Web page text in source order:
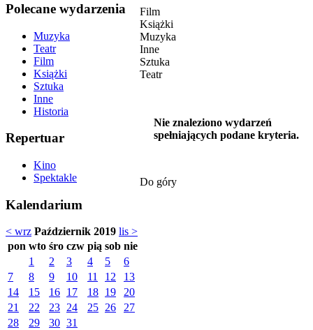
Polecane wydarzenia
Muzyka
Teatr
Film
Książki
Sztuka
Inne
Historia
Repertuar
Kino
Spektakle
Kalendarium
< wrz Październik 2019 lis >
pon wto śro czw pią sob nie
1
2 3 4 5
6
7
8 9 10 11 12
13
14
15 16 17 18 19
20
21
22 23 24 25 26
27
28
29 30 31
Film
Książki
Muzyka
Inne
Sztuka
Teatr
Nie znaleziono wydarzeń
spełniających podane kryteria.
Do góry